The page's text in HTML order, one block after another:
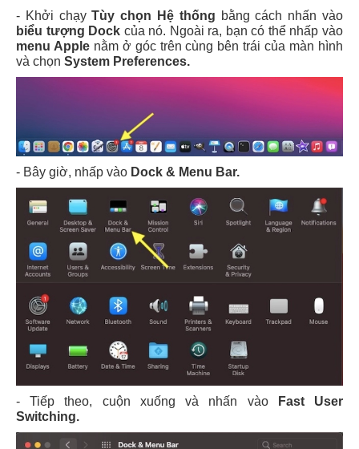
- Khởi chạyTùy chọn Hệ thống bằng cách nhấn vào
biểu tượng Dock của nó. Ngoài ra, bạn có thể nhấp vào
menu Applenằm ở góc trên cùng bên trái của màn hình
và chọn System Preferences.
- Bây giờ, nhấp vào Dock & Menu Bar.
- Tiếp theo, cuộn xuống và nhấn vào
Fast User
Switching.